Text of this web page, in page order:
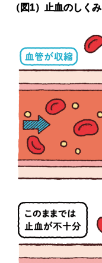
（図1）止血のしくみ